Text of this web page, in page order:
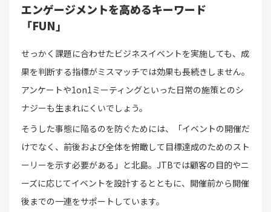
エンゲージメントを高めるキーワード
「FUN」
せっかく課題に合わせたビジネスイベントを実施しても、成
果を判断する指標がミスマッチでは効果も長続きしません。
アンケートや1on1ミーティングといった日常の施策とのシ
ナジーも生まれにくいでしょう。
そうした事態に陥るのを防ぐためには、「イベントの開催だ
けでなく、前後および全体を俯瞰して目標達成のためのスト
ーリーを示す必要がある」と北島。JTBでは顧客の目的やニ
ーズに応じてイベントを設計するとともに、開催前から開催
後までの一連をサポートしています。